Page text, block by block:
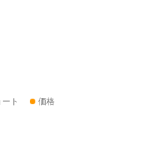
ト 価格